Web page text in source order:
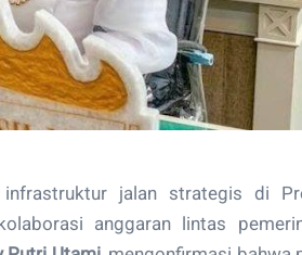
jalan strategis di
anggaran lintas